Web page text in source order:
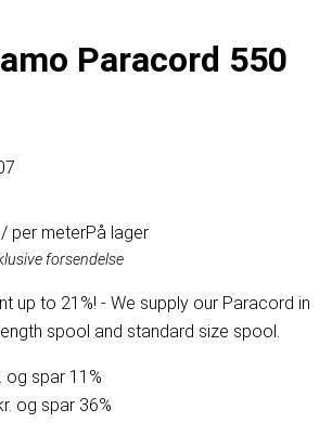
Paracord 550
/ per meterPå lager
forsendelse
up to 21%! - We supply our Paracord in
spool and standard size spool.
og spar 11%
og spar 36%